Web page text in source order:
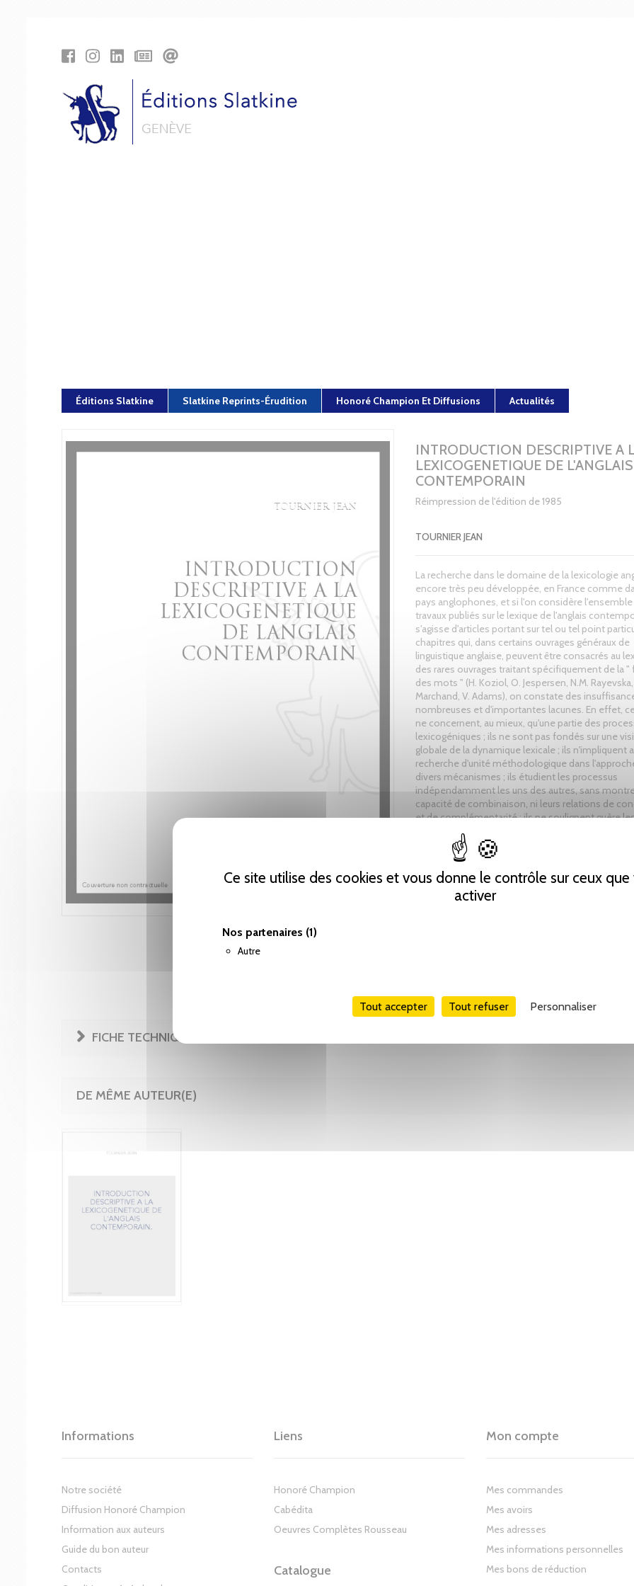
Ce site utilise des cookies et vous donne le contrôle sur ceux
activer
Nos partenaires (1)
Autre
Tout accepter Tout refuser Personnaliser
Éditions Slatkine Slatkine Reprints-Érudition Honoré Champion Et Diffusions Actualités
INTRODUCTION DESCRIPTIVE A
LEXICOGENETIQUE DE L'ANGLAIS
CONTEMPORAIN
Réimpression de l'édition de 1985
TOURNIER JEAN
La recherche dans le domaine de la lexicologie
encore très peu développée, en France comme
pays anglophones, et si l'on considère
travaux publiés sur le lexique de l'anglais
s'agisse d'articles portant sur tel ou tel point
chapitres qui, dans certains ouvrages généraux de
linguistique anglaise, peuvent être consacrés au
des rares ouvrages traitant spécifiquement de la
des mots " (H. Koziol, O. Jespersen, N.M. Rayevska,
Marchand, V. Adams), on constate des
nombreuses et d'importantes lacunes. En effet,
ne concernent, au mieux, qu'une partie des
lexicogéniques ; ils ne sont pas fondés sur une
globale de la dynamique lexicale ; ils n'impliquent
recherche d'unité méthodologique dans
divers mécanismes ; ils étudient les processus
indépendamment les uns des autres, sans
capacité de combinaison, ni leurs relations de
et de complémentarité ; ils ne soulignent guère
tendances récentes et ne donnent que très peu de
précisions chiffrées. Cet ouvrage, qui présente une
descriptive de l'ensemble des processus
l'anglais courant contemporain - fondée sur l'étude
d'environ 75 000 lexies - vise à réduire ces
à combler ces lacunes.
FICHE TECHNIQUE
DE MÊME AUTEUR(E)
Informations
Notre société
Diffusion Honoré Champion
Information aux auteurs
Guide du bon auteur
Contacts
Liens
Honoré Champion
Cabédita
Oeuvres Complètes Rousseau
Catalogue
Mon compte
Mes commandes
Mes avoirs
Mes adresses
Mes informations personnelles
Mes bons de réduction